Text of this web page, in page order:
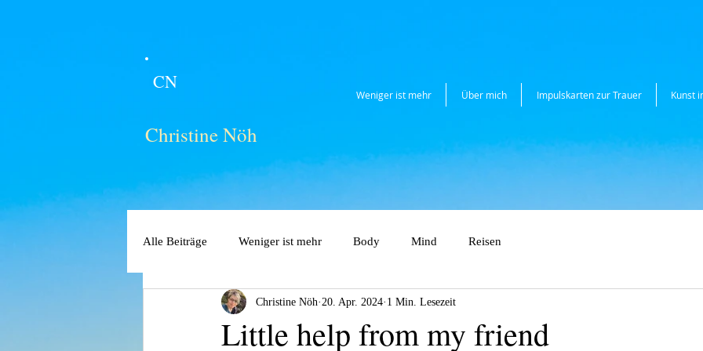
Weniger ist mehr Über mich Impulskarten zur Trauer Kunst
CN
Christine Nöh
Alle Beiträge Weniger ist mehr Body Mind Reisen
Little help from my friend
Christine Nöh 20. Apr. 2024 1 Min. Lesezeit